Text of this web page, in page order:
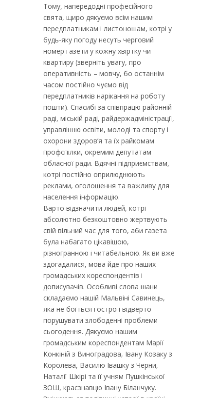
Тому, напередодні професійного
свята, щиро дякуємо всім нашим
передплатникам і листоношам, котрі у
будь-яку погоду несуть черговий
номер газети у кожну хвіртку чи
квартиру (зверніть увагу, про
оперативність – мовчу, бо останнім
часом постійно чуємо від
передплатників нарікання на роботу
пошти). Спасибі за співпрацю районній
раді, міській раді, райдержадміністрації,
управлінню освіти, молоді та спорту і
охорони здоров’я та їх райкомам
профспілки, окремим депутатам
обласної ради. Вдячні підприємствам,
котрі постійно оприлюднюють
реклами, оголошення та важливу для
населення інформацію.
Варто відзначити людей, котрі
абсолютно безкоштовно жертвують
свій вільний час для того, аби газета
була набагато цікавішою,
різногранною і читабельною. Як ви вже
здогадалися, мова йде про наших
громадських кореспондентів і
дописувачів. Особливі слова шани
складаємо нашій Мальвіні Савинець,
яка не боїться гостро і відверто
порушувати злободенні проблеми
сьогодення. Дякуємо нашим
громадським кореспондентам Марії
Конкіній з Виноградова, Івану Козаку з
Королева, Василю Івашку з Черни,
Наталії Шкірі та її учням Пушкінської
ЗОШ, краєзнавцю Івану Біланчуку.